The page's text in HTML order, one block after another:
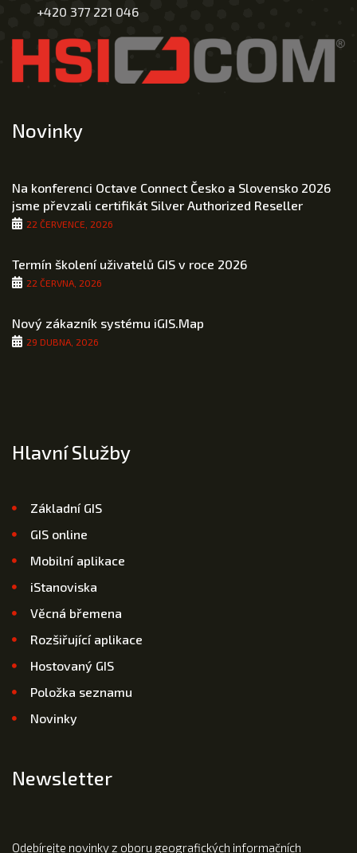
+420 377 221 046
Novinky
Na konferenci Octave Connect Česko a Slovensko 2026
jsme převzali certifikát Silver Authorized Reseller
22 ČERVENCE, 2026
Termín školení uživatelů GIS v roce 2026
22 ČERVNA, 2026
Nový zákazník systému iGIS.Map
29 DUBNA, 2026
Hlavní Služby
Základní GIS
GIS online
Mobilní aplikace
iStanoviska
Věcná břemena
Rozšiřující aplikace
Hostovaný GIS
Položka seznamu
Novinky
Newsletter
Odebírejte novinky z oboru geografických informačních